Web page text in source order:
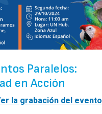
Paralelos:
en Acción
la grabación del evento